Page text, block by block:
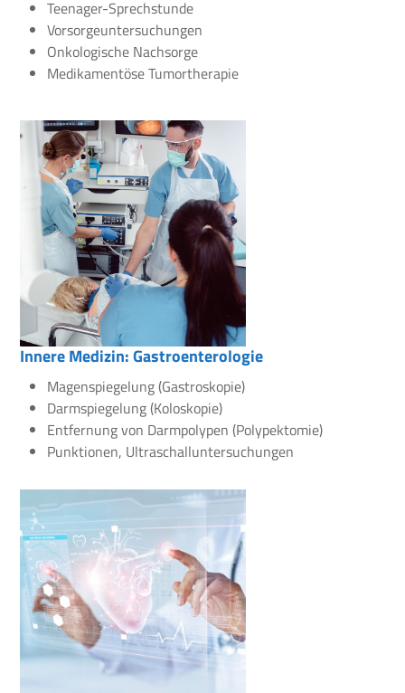
Teenager-Sprechstunde
Vorsorgeuntersuchungen
Onkologische Nachsorge
Medikamentöse Tumortherapie
Innere Medizin: Gastroenterologie
Magenspiegelung (Gastroskopie)
Darmspiegelung (Koloskopie)
Entfernung von Darmpolypen (Polypektomie)
Punktionen, Ultraschalluntersuchungen